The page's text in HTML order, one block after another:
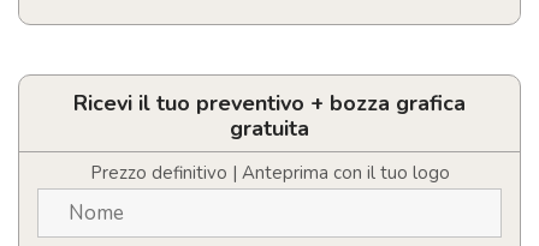
Food
personalizzata
750
quantità
Ricevi il tuo preventivo + bozza grafica
gratuita
Prezzo definitivo | Anteprima con il tuo logo